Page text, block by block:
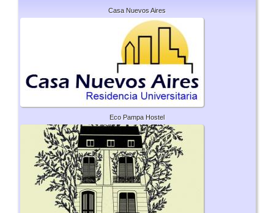
Casa Nuevos Aires
Eco Pampa Hostel